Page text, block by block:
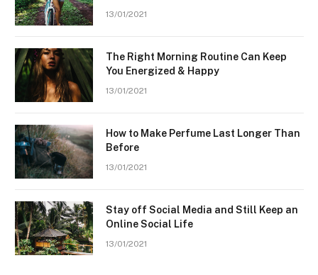
13/01/2021
The Right Morning Routine Can Keep
You Energized & Happy
13/01/2021
How to Make Perfume Last Longer Than
Before
13/01/2021
Stay off Social Media and Still Keep an
Online Social Life
13/01/2021